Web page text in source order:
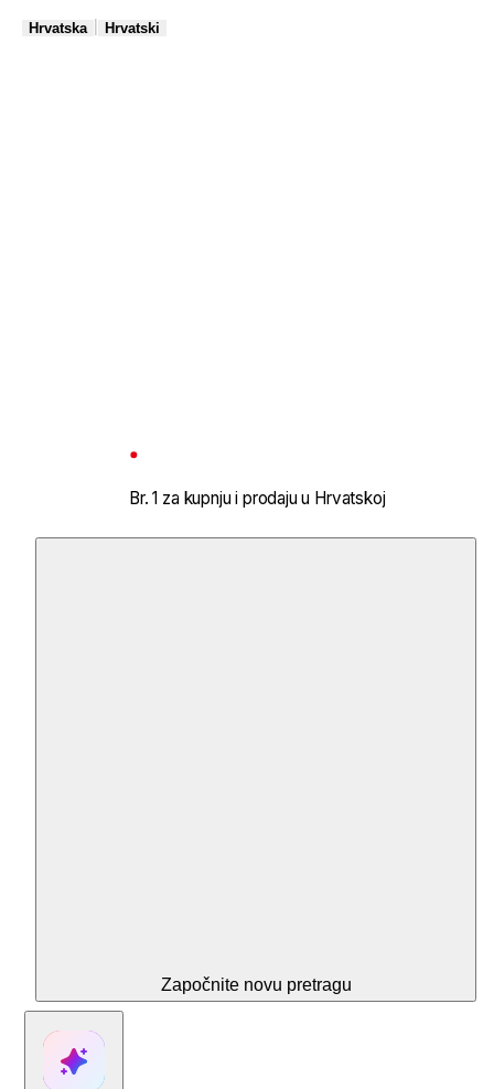
Hrvatska Hrvatski
Br. 1 za kupnju i prodaju u Hrvatskoj
Započnite novu pretragu